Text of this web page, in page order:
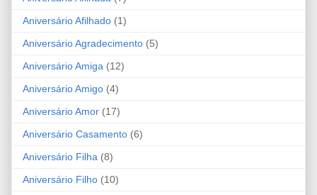
Aniversário Afilhado (1)
Aniversário Agradecimento (5)
Aniversário Amiga (12)
Aniversário Amigo (4)
Aniversário Amor (17)
Aniversário Casamento (6)
Aniversário Filha (8)
Aniversário Filho (10)